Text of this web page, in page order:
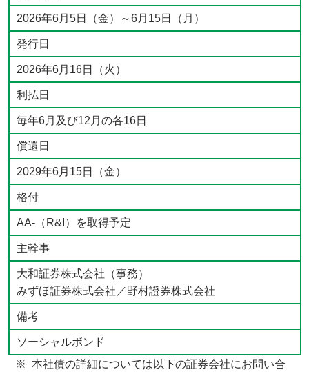
2026年6月5日（金）～6月15日（月）
発行日
2026年6月16日（火）
利払日
毎年6月及び12月の各16日
償還日
2029年6月15日（金）
格付
AA-（R&I）を取得予定
主幹事
大和証券株式会社（事務）
みずほ証券株式会社／野村證券株式会社
備考
ソーシャルボンド
本社債の詳細については以下の証券会社にお問い合